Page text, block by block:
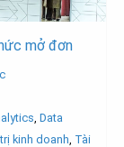
mở đơn
Data
kinh doanh Tài